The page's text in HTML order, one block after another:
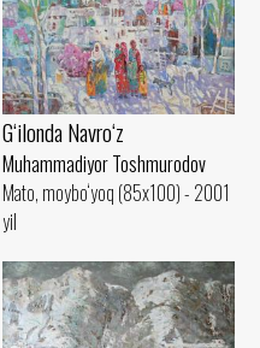
G‘ilonda Navro‘z
Muhammadiyor Toshmurodov
Mato, moybo‘yoq (85x100) - 2001
yil